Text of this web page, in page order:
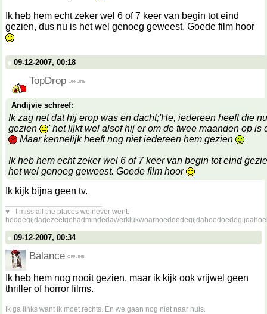
Ik heb hem echt zeker wel 6 of 7 keer van begin tot eind
gezien, dus nu is het wel genoeg geweest. Goede film hoor
09-12-2007, 00:18
TopDrop
Andijvie schreef:
Ik zag net dat hij erop was en dacht;'He, iedereen heeft die
gezien
' het lijkt wel alsof hij er om de twee maanden op is
Maar kennelijk heeft nog niet iedereen hem gezien
Ik heb hem echt zeker wel 6 of 7 keer van begin tot eind
het wel genoeg geweest. Goede film hoor
Ik kijk bijna geen tv.
♥ - I miss all the places we never went. -
09-12-2007, 00:34
Balance
Ik heb hem nog nooit gezien, maar ik kijk ook vrijwel geen
thriller of horror films.
Ik ga links want ik moet rechts. En we gaan nog niet naar huis.